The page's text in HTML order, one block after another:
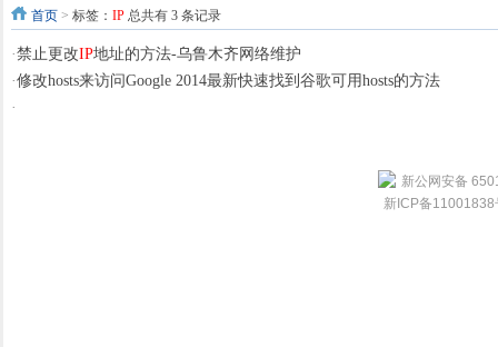
首页 > 标签： IP 总共有 3 条记录
·禁止更改IP地址的方法-乌鲁木齐网络维护
·修改hosts来访问Google 2014最新快速找到谷歌可用hosts的方法
·
新公网安备
新ICP备11001838